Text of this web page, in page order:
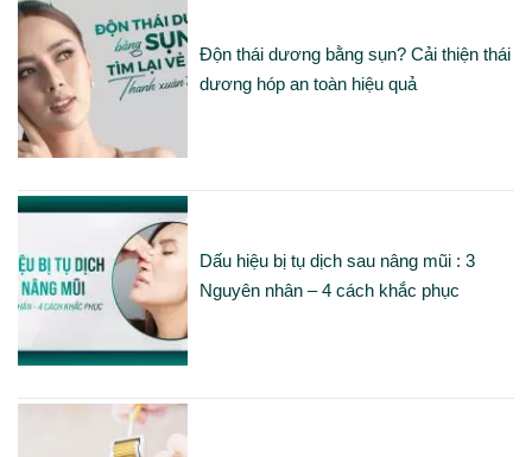
Độn thái dương bằng sụn? Cải thiện thái
dương hóp an toàn hiệu quả
Dấu hiệu bị tụ dịch sau nâng mũi : 3
Nguyên nhân – 4 cách khắc phục